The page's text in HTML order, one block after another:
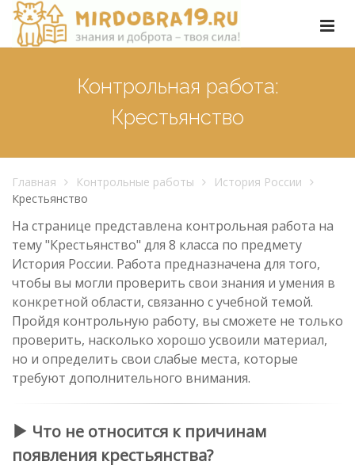
Контрольная работа:
Крестьянство
Главная Контрольные работы
История России
Крестьянство
На странице представлена контрольная работа на
тему "Крестьянство" для 8 класса по предмету
История России. Работа предназначена для того,
чтобы вы могли проверить свои знания и умения в
конкретной области, связанно с учебной темой.
Пройдя контрольную работу, вы сможете не только
проверить, насколько хорошо усвоили материал,
но и определить свои слабые места, которые
требуют дополнительного внимания.
Что не относится к причинам
появления крестьянства?